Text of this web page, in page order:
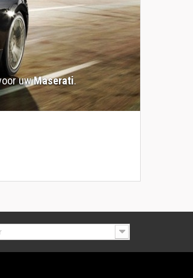
uwMaserati.